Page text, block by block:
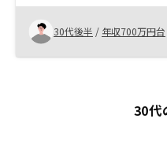
連絡が抜けてる気がする。
30代後半 / 年収700万円台
30代